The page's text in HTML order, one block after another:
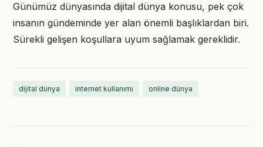
Günümüz dünyasında dijital dünya konusu, pek çok
insanın gündeminde yer alan önemli başlıklardan biri.
Sürekli gelişen koşullara uyum sağlamak gereklidir.
dijital dünya internet kullanımı online dünya